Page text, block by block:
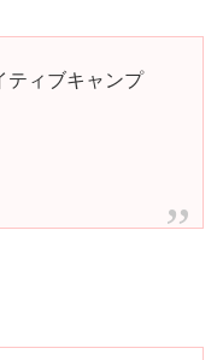
ティブキャンプ